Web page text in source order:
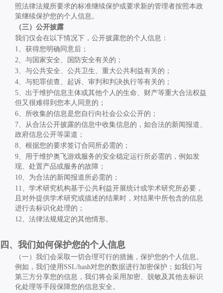
照法律法规所要求的标准继续保护或要求新的管理者按照本政
策继续保护您的个人信息。
（三）公开披露
我们仅会在以下情况下，公开披露您的个人信息：
1
、获得您明确同意后；
2 、与国家安全、国防安全有关的；
3 、与公共安全、公共卫生、重大公共利益有关的；
4 、与犯罪侦查、起诉、审判和判决执行等有关的；
5 、出于维护信息主体或其他个人的生命、财产等重大合法权益
但又很难得到您本人同意的；
6 、所收集的信息是您自行向社会公众公开的；
7 、从合法公开披露的信息中收集信息的，如合法的新闻报道、
政府信息公开等渠道；
8 、根据您的要求签订合同所必需的；
9 、用于维护奥飞游戏服务的安全稳定运行所必需的，例如发
现、处置产品或服务的故障；
10 、为合法的新闻报道所必需的；
11
、学术研究机构基于公共利益开展统计或学术研究所必要，
且对外提供学术研究或描述的结果时，对结果中所包含的信息
进行去标识化处理的；
12 、法律法规规定的其他情形。
四、我们如何保护您的个人信息
（一）我们会采取一切合理可行的措施，保护您的个人信息。
例如，我们使用SSL/hash对您的数据进行加密保护；如我们与
第三方分享您的信息，我们将会采用加密、脱敏及其他去标识
化处理等手段保障您的信息安全。